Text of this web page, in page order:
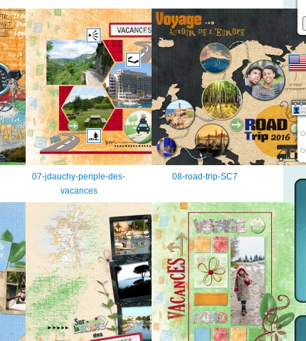
07-jdauchy-periple-des-
vacances
08-road-trip-SC7